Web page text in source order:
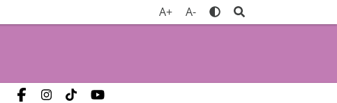
A+ A-